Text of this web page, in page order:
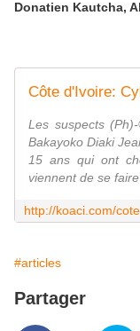
Donatien Kautcha,
Les suspects
Bakayoko Diaki
15 ans qui ont
viennent de se faire
#articles
Partager